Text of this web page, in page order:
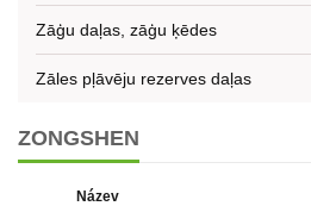
Zāģu daļas, zāģu ķēdes
Zāles pļāvēju rezerves daļas
ZONGSHEN
Název